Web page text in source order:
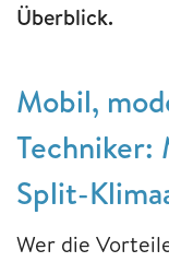
Überblick.
Mobil,
Techniker:
Split-
Wer die